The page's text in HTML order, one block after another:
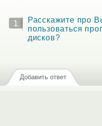
1
Расскажите про
пользоваться
дисков?
Добавить ответ